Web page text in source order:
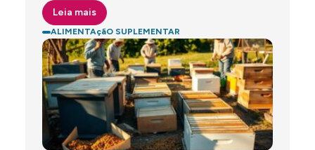
Leia mais
ALIMENTAçãO SUPLEMENTAR